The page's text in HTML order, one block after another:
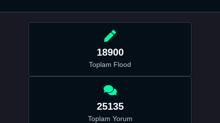
18900
Toplam Flood
25135
Toplam Yorum